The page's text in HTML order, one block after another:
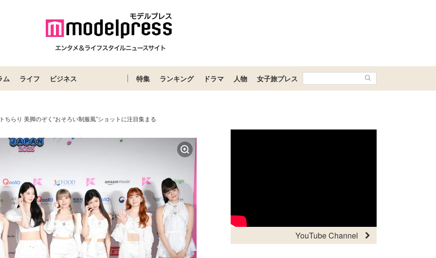
ム ライフ ビジネス 特集 ランキング ドラマ 人物 女子旅プレス
ちらり 美脚のぞく“おそろい制服風”ショットに注目集まる
YouTube Channel